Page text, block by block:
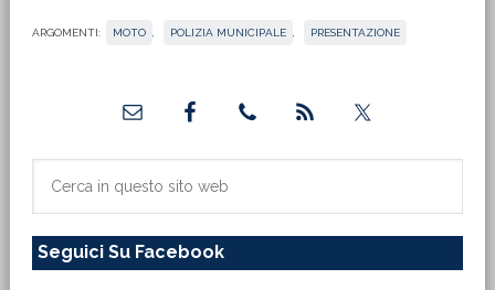
ARGOMENTI: MOTO POLIZIA MUNICIPALE PRESENTAZIONE
primaria
sito
Seguici Su Facebook